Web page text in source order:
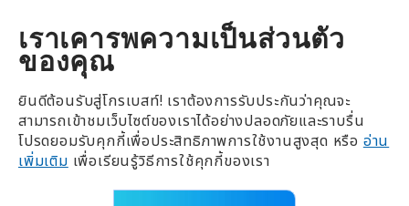
เราเคารพความเป็นส่วนตัว
ของคุณ
ยินดีต้อนรับสู่โกรเบสท์! เราต้องการรับประกันว่าคุณจะ
สามารถเข้าชมเว็บไซต์ของเราได้อย่างปลอดภัยและราบรื่น
โปรดยอมรับคุกกี้เพื่อประสิทธิภาพการใช้งานสูงสุด หรืออ่าน
เพิ่มเติมเพื่อเรียนรู้วิธีการใช้คุกกี้ของเรา
全興國際水產股份有限公